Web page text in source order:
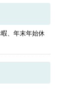
、年末年始休